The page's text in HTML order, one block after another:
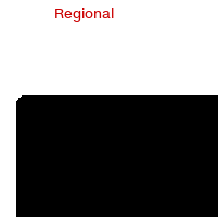
Regional